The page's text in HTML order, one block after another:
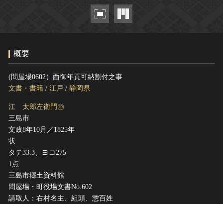
関連サイトリンク
サイトマップ
国指定文化財等データベース
概要
(問屋場0602）酉御年貢可納割付之事
文書・書籍 / 江戸 / 静岡県
江 太郎左衛門㊞
三島市
文政8年10月／1825年
状
タテ33.3、ヨコ275
1点
三島市郷土資料館
問屋場・町役場文書No.602
請取人：右村名主、組頭、惣百姓